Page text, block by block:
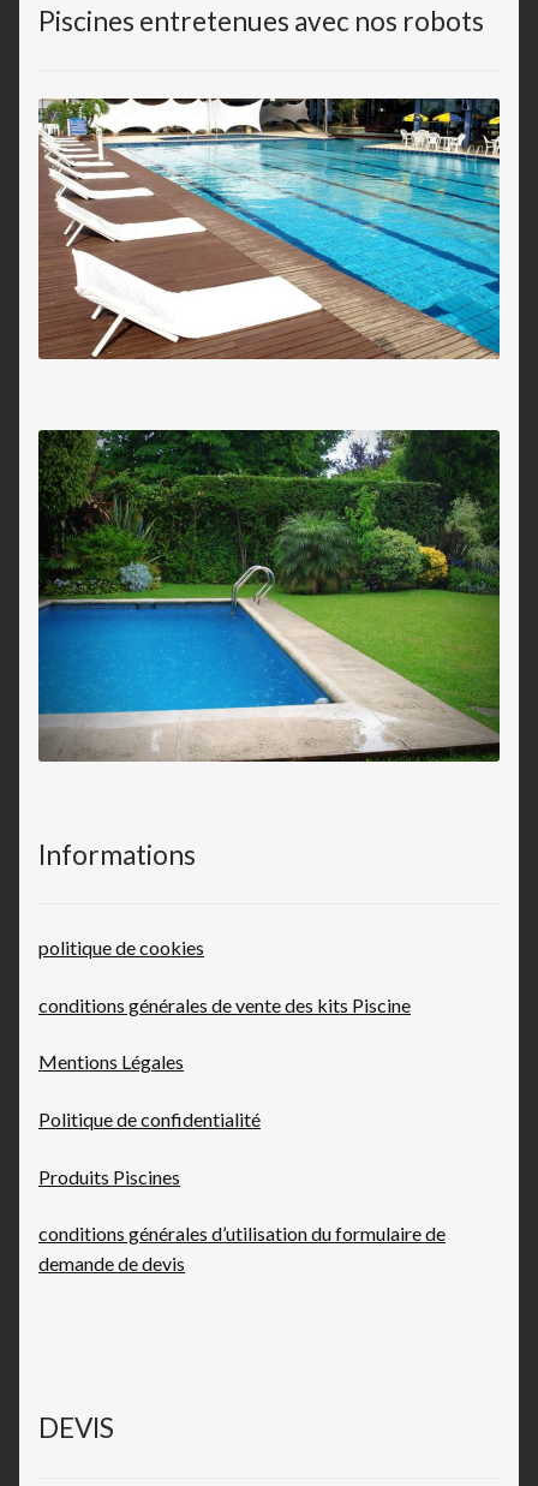
Piscines entretenues avec nos robots
Informations
politique de cookies
conditions générales de vente des kits Piscine
Mentions Légales
Politique de confidentialité
Produits Piscines
conditions générales d’utilisation du formulaire de
demande de devis
DEVIS